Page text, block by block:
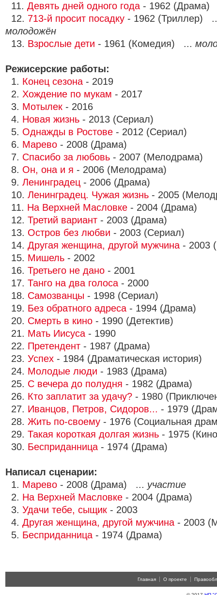
11. Девять дней одного года - 1962
12. 713-й просит посадку - 1962 (Триллер)
молодожён
13. Взрослые дети - 1961 (Комедия) ...
Режисерские работы:
1. Конец сезона - 2019
2. Хождение по мукам - 2017
3. Мотылек - 2016
4. Новая жизнь - 2013 (Сериал)
5. Однажды в Ростове - 2012 (Сериал)
6. Марево - 2008 (Драма)
7. Спасибо за любовь - 2007 (Мелодрама)
8. Он, она и я - 2006 (Мелодрама)
9. Ленинградец - 2006 (Драма)
10. Ленинградец. Чужая жизнь - 2005
11. На Верхней Масловке - 2004 (Драма)
12. Третий вариант - 2003 (Драма)
13. Остров без любви - 2003 (Сериал)
14. Другая женщина, другой мужчина - 2003
15. Мишель - 2002
16. Третьего не дано - 2001
17. Танго на два голоса - 2000
18. Самозванцы - 1998 (Сериал)
19. Без обратного адреса - 1994 (Драма)
20. Смерть в кино - 1990 (Детектив)
21. Мать Иисуса - 1990
22. Претендент - 1987 (Драма)
23. Успех - 1984 (Драматическая история)
24. Молодые люди - 1983 (Драма)
25. С вечера до полудня - 1982 (Драма)
26. Кто заплатит за удачу? - 1980
27. Иванцов, Петров, Сидоров... - 1979
28. Жить по-своему - 1976 (Социальная
29. Такая короткая долгая жизнь - 1975
30. Бесприданница - 1974 (Драма)
Написал сценарии:
1. Марево - 2008 (Драма) ... участие
2. На Верхней Масловке - 2004 (Драма)
3. Удачи тебе, сыщик - 2003
4. Другая женщина, другой мужчина - 2003
5. Бесприданница - 1974 (Драма)
Главная О проекте